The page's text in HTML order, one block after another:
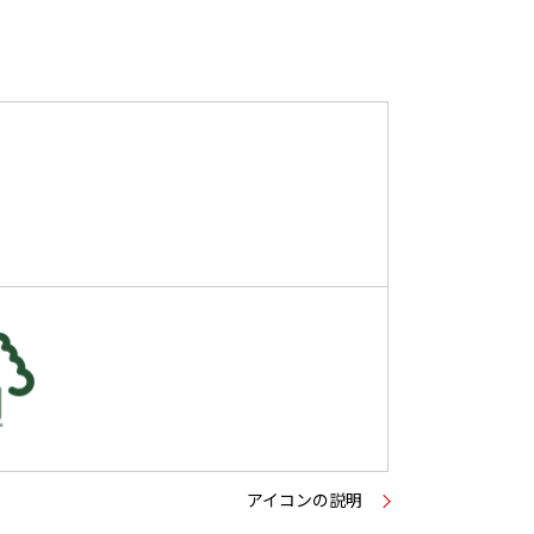
アイコンの説明